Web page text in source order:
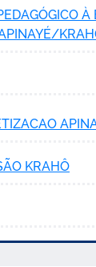
KRAHÔ